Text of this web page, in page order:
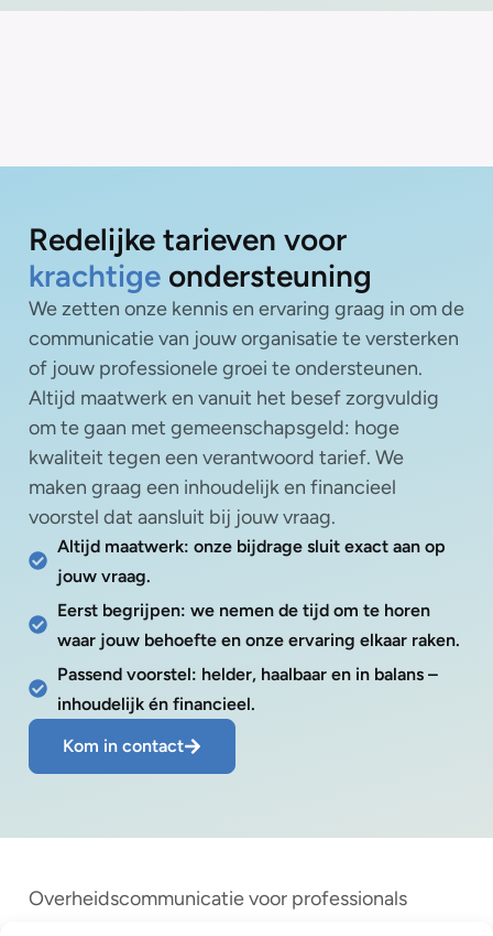
Redelijke tarieven voor
krachtige ondersteuning
We zetten onze kennis en ervaring graag in om de
communicatie van jouw organisatie te versterken
of jouw professionele groei te ondersteunen.
Altijd maatwerk en vanuit het besef zorgvuldig
om te gaan met gemeenschapsgeld: hoge
kwaliteit tegen een verantwoord tarief. We
maken graag een inhoudelijk en financieel
voorstel dat aansluit bij jouw vraag.
Altijd maatwerk: onze bijdrage sluit exact aan op
jouw vraag.
Eerst begrijpen: we nemen de tijd om te horen
waar jouw behoefte en onze ervaring elkaar raken.
Passend voorstel: helder, haalbaar en in balans –
inhoudelijk én financieel.
Kom in contact
Overheidscommunicatie voor professionals